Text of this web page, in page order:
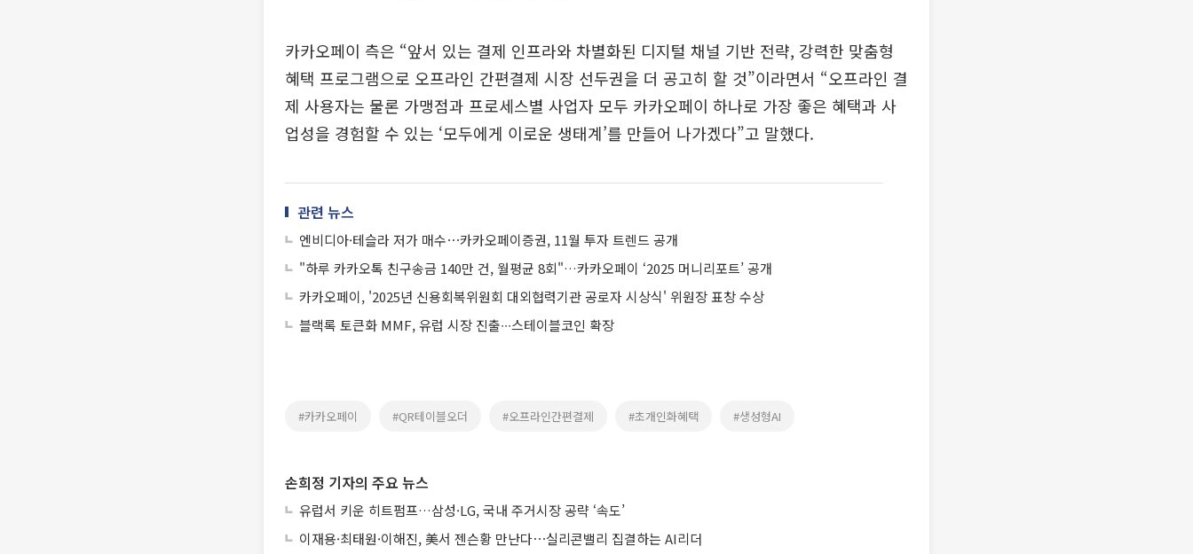
카카오페이 측은 “앞서 있는 결제 인프라와 차별화된 디지털 채널 기반 전략, 강력한 맞춤형
혜택 프로그램으로 오프라인 간편결제 시장 선두권을 더 공고히 할 것”이라면서 “오프라인 결
제 사용자는 물론 가맹점과 프로세스별 사업자 모두 카카오페이 하나로 가장 좋은 혜택과 사
업성을 경험할 수 있는 ‘모두에게 이로운 생태계’를 만들어 나가겠다”고 말했다.
관련 뉴스
엔비디아·테슬라 저가 매수⋯카카오페이증권, 11월 투자 트렌드 공개
"하루 카카오톡 친구송금 140만 건, 월평균 8회"…카카오페이 ‘2025 머니리포트’ 공개
카카오페이, '2025년 신용회복위원회 대외협력기관 공로자 시상식' 위원장 표창 수상
블랙록 토큰화 MMF, 유럽 시장 진출∙∙∙스테이블코인 확장
#카카오페이 #QR테이블오더 #오프라인간편결제 #초개인화혜택 #생성형AI
손희정 기자의 주요 뉴스
유럽서 키운 히트펌프…삼성·LG, 국내 주거시장 공략 ‘속도’
이재용·최태원·이해진, 美서 젠슨황 만난다⋯실리콘밸리 집결하는 AI리더